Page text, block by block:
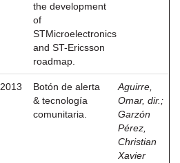
the development
of
STMicroelectronics
and ST-Ericsson
roadmap.
2013
Botón de alerta
& tecnología
comunitaria.
Aguirre,
Omar, dir. ;
Garzón
Pérez,
Christian
Xavier